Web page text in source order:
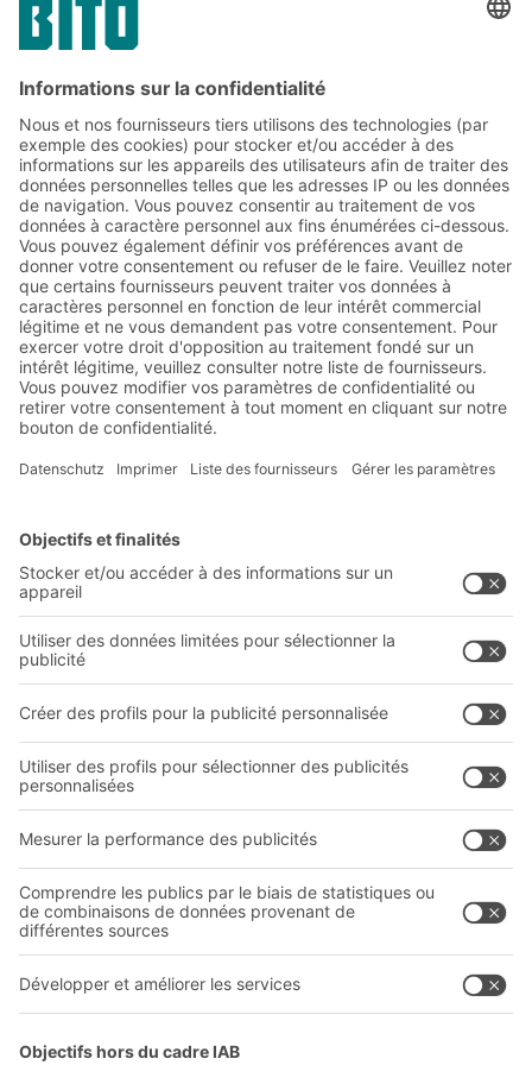
PARTAGER
Abonnez-vous à la lettre
d'information de BITO :
Actualités de l'entrepôt et de
la logistique
Réductions exclusives
Innovations
S'inscrire à la newsletter
Solutions BITO
Solutions intralogistiques
Bacs en matière plastique
Systèmes de rayonnages
Prestations de service
LE PRO DU STOCKAGE
Entreprise
Qui sommes-nous ?
Sites internationaux
Sites de production
Follow us
ABIT O
YOUR LIFE.